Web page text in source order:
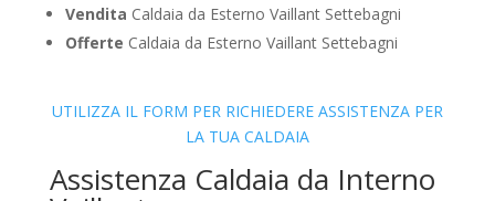
Vendita Caldaia da Esterno Vaillant Settebagni
Offerte Caldaia da Esterno Vaillant Settebagni
UTILIZZA IL FORM PER RICHIEDERE ASSISTENZA PER
LA TUA CALDAIA
Assistenza Caldaia da Interno